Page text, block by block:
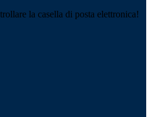
la casella di posta elettronica!